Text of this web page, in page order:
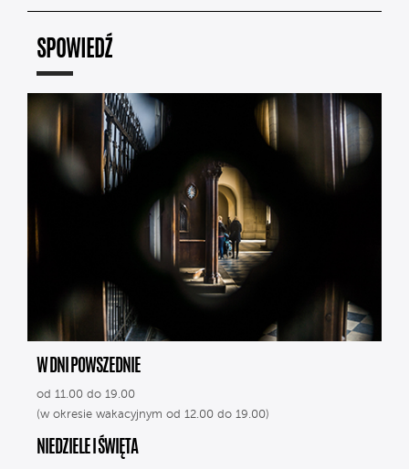
SPOWIEDŹ
W DNI POWSZEDNIE
od 11.00 do 19.00
(w okresie wakacyjnym od 12.00 do 19.00)
NIEDZIELE I ŚWIĘTA